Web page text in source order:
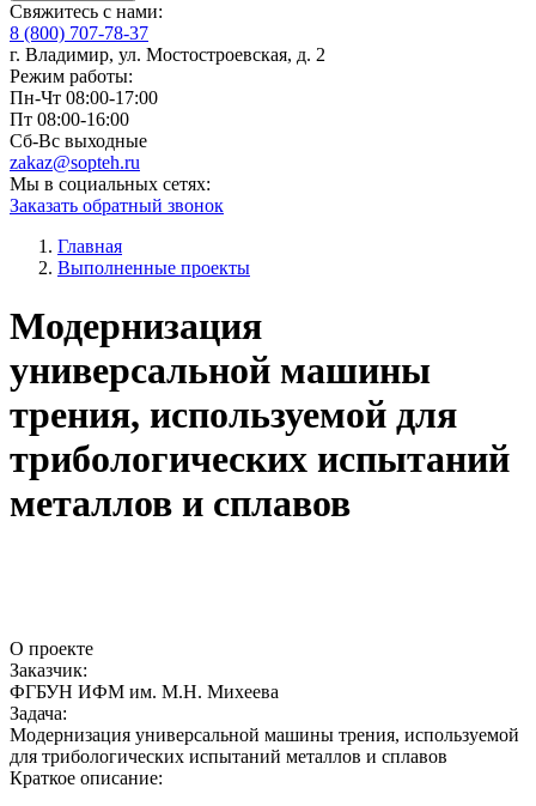
Свяжитесь с нами:
8 (800) 707-78-37
г. Владимир, ул. Мостостроевская, д. 2
Режим работы:
Пн-Чт 08:00-17:00
Пт 08:00-16:00
Сб-Вс выходные
zakaz@sopteh.ru
Мы в социальных сетях:
Заказать обратный звонок
Главная
Выполненные проекты
Модернизация
универсальной машины
трения, используемой для
трибологических испытаний
металлов и сплавов
О проекте
Заказчик:
ФГБУН ИФМ им. М.Н. Михеева
Задача:
Модернизация универсальной машины трения, используемой
для трибологических испытаний металлов и сплавов
Краткое описание: